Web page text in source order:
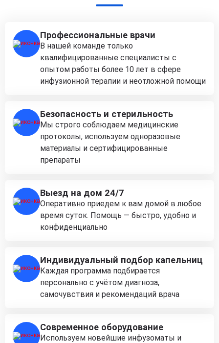
Профессиональные врачи
В нашей команде только
квалифицированные специалисты с
опытом работы более 10 лет в сфере
инфузионной терапии и неотложной помощи
Безопасность и стерильность
Мы строго соблюдаем медицинские
протоколы, используем одноразовые
материалы и сертифицированные
препараты
Выезд на дом 24/7
Оперативно приедем к вам домой в любое
время суток. Помощь — быстро, удобно и
конфиденциально
Индивидуальный подбор капельниц
Каждая программа подбирается
персонально с учётом диагноза,
самочувствия и рекомендаций врача
Современное оборудование
Используем новейшие инфузоматы и